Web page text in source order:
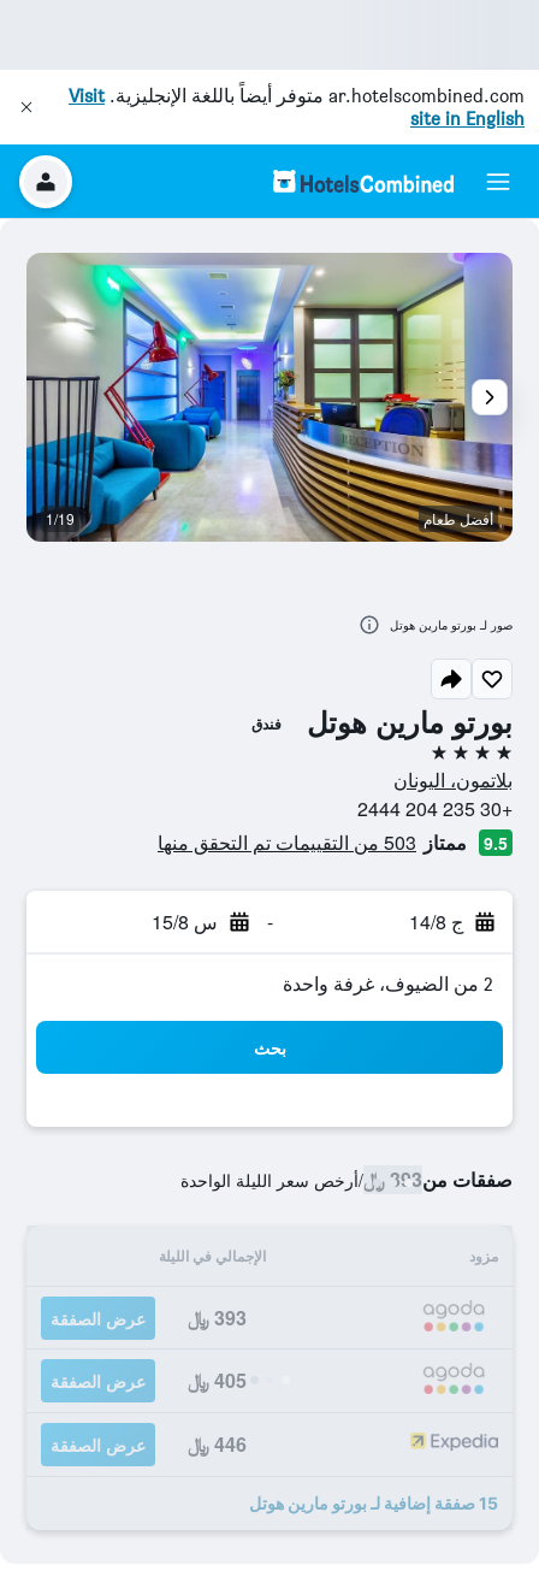
ar.hotelscombined.com متوفر أيضاً باللغة الإنجليزية.Visit
site in English
بورتو مارين هوتل فندق
4 نجوم
بلاتمون، اليونان
+30 235 204 2444
9.5 ممتاز 503 من التقييمات تم التحقق منها
ج 14/8 - س 15/8
2 من الضيوف، غرفة واحدة
بحث
صفقات من393 ﷼ /أرخص سعر الليلة الواحدة
مزود الإجمالي في الليلة
393 ﷼ عرض الصفقة
405 ﷼ عرض الصفقة
446 ﷼ عرض الصفقة
15 صفقة إضافية لـ بورتو مارين هوتل
أفضل طعام 1/19
صور لـ بورتو مارين هوتل